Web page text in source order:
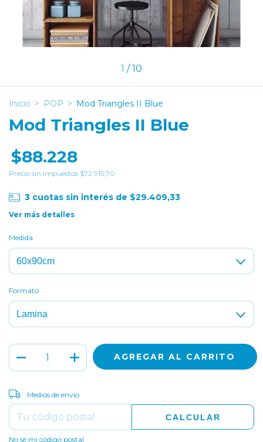
1 /10
Inicio > POP > Mod Triangles II Blue
Mod Triangles II Blue
$88.228
Precio sin impuestos $72.915,70
3 cuotas sin interés de $29.409,33
Ver más detalles
Medida
Formato
Entregas para el CP:
Medios de envío
CALCULAR
No sé mi código postal